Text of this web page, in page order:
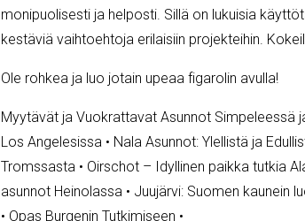
monipuolisesti ja helposti. Sillä on lukuisia
kestäviä vaihtoehtoja erilaisiin projekteihin.
Ole rohkea ja luo jotain upeaa figarolin avulla!
Myytävät ja Vuokrattavat Asunnot Simpeleessä
Los Angelesissa • Nala Asunnot: Ylellistä ja
Tromssasta • Oirschot – Idyllinen paikka tutkia
asunnot Heinolassa • Juujärvi: Suomen kaunein
• Opas Burgenin Tutkimiseen •